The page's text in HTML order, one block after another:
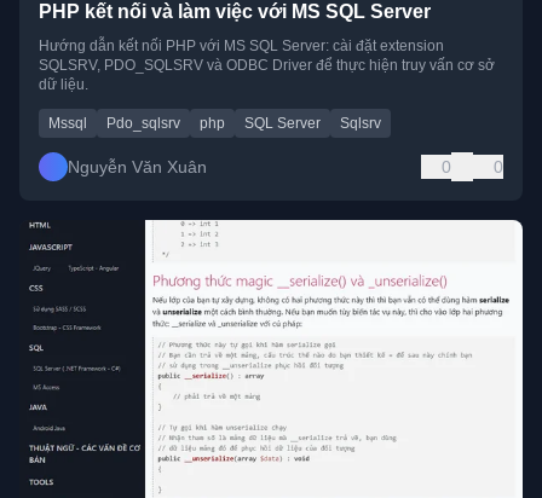
PHP kết nối và làm việc với MS SQL Server
Hướng dẫn kết nối PHP với MS SQL Server: cài đặt extension
SQLSRV, PDO_SQLSRV và ODBC Driver để thực hiện truy vấn cơ sở
dữ liệu.
Mssql Pdo_sqlsrv php SQL Server Sqlsrv
Nguyễn Văn Xuân 0 0